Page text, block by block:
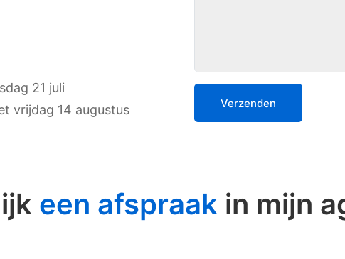
21 juli
vrijdag 14 augustus
een afspraak in mijn